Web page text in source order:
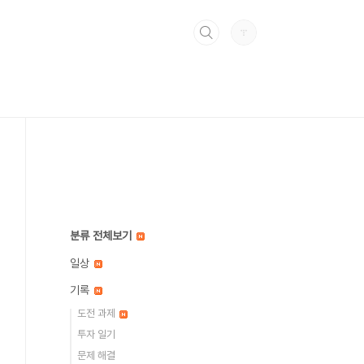
분류 전체보기
일상
기록
도전 과제
투자 일기
문제 해결